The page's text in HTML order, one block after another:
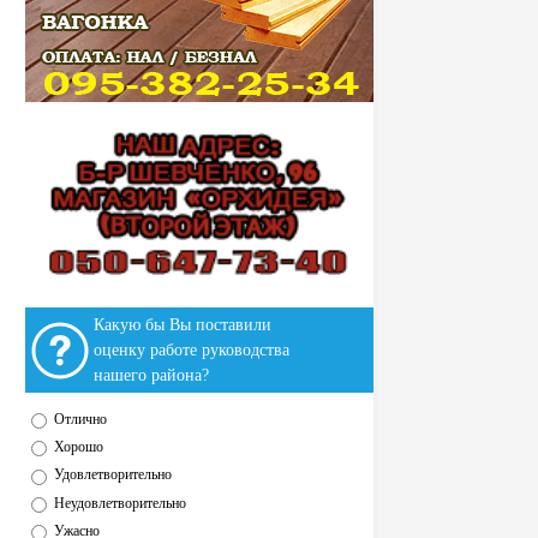
Какую бы Вы поставили
оценку работе руководства
нашего района?
Отлично
Хорошо
Удовлетворительно
Неудовлетворительно
Ужасно